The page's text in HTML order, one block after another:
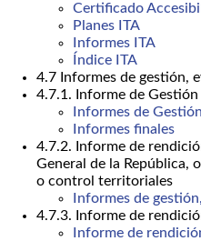
Certificado
Planes ITA
Informes ITA
Índice ITA
4.7 Informes de gestión,
4.7.1. Informe de Gestión
Informes de Gestión
Informes finales
4.7.2. Informe de
General de la República,
o control territoriales
Informes de
4.7.3. Informe de
Informe de